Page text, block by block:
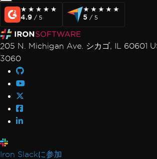
★★★★★
★★★★★
4.9 / 5
★★★★★
★★★★★
5 / 5
205 N. Michigan Ave. シカゴ, IL 60601
3060
Iron Slackに参加